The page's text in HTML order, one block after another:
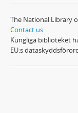
The National Library
Contact us
Kungliga biblioteket
EU:s